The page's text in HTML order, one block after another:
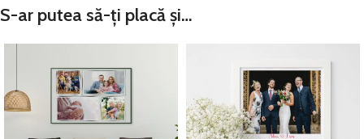
S-ar putea să-ți placă și…